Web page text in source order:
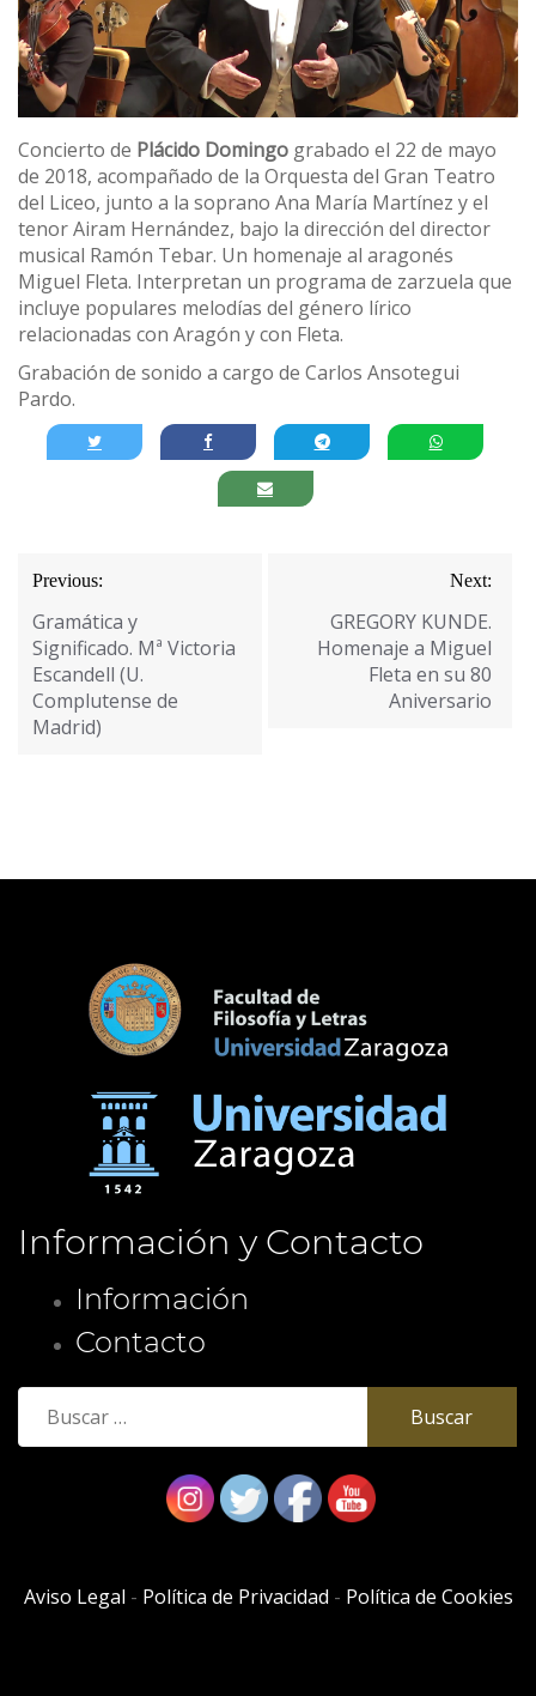
Concierto de Plácido Domingo grabado el 22 de mayo
de 2018, acompañado de la Orquesta del Gran Teatro
del Liceo, junto a la soprano Ana María Martínez y el
tenor Airam Hernández, bajo la dirección del director
musical Ramón Tebar. Un homenaje al aragonés
Miguel Fleta. Interpretan un programa de zarzuela que
incluye populares melodías del género lírico
relacionadas con Aragón y con Fleta.
Grabación de sonido a cargo de Carlos Ansotegui
Pardo.
Navegación
de
entradas
Previous:
Gramática y
Significado. Mª Victoria
Escandell (U.
Complutense de
Madrid)
Next:
GREGORY KUNDE.
Homenaje a Miguel
Fleta en su 80
Aniversario
Información y Contacto
Información
Contacto
Buscar:
Aviso Legal - Política de Privacidad - Política de Cookies